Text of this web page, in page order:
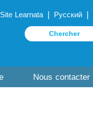
Site Learnata | Русский |
Nous contacter